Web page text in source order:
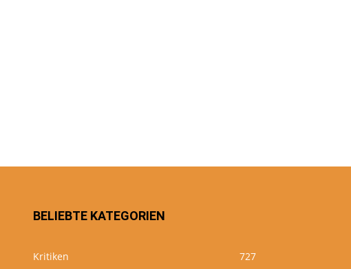
BELIEBTE KATEGORIEN
Kritiken 727